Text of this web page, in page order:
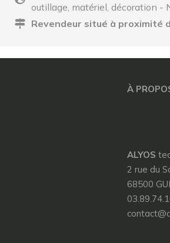
outillage, matériel, décoration -
Revendeur situé à proximité
À
ALYOS
2 rue du
68500